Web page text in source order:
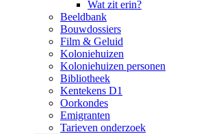
Wat zit erin?
Beeldbank
Bouwdossiers
Film & Geluid
Koloniehuizen
Koloniehuizen personen
Bibliotheek
Kentekens D1
Oorkondes
Emigranten
Tarieven onderzoek